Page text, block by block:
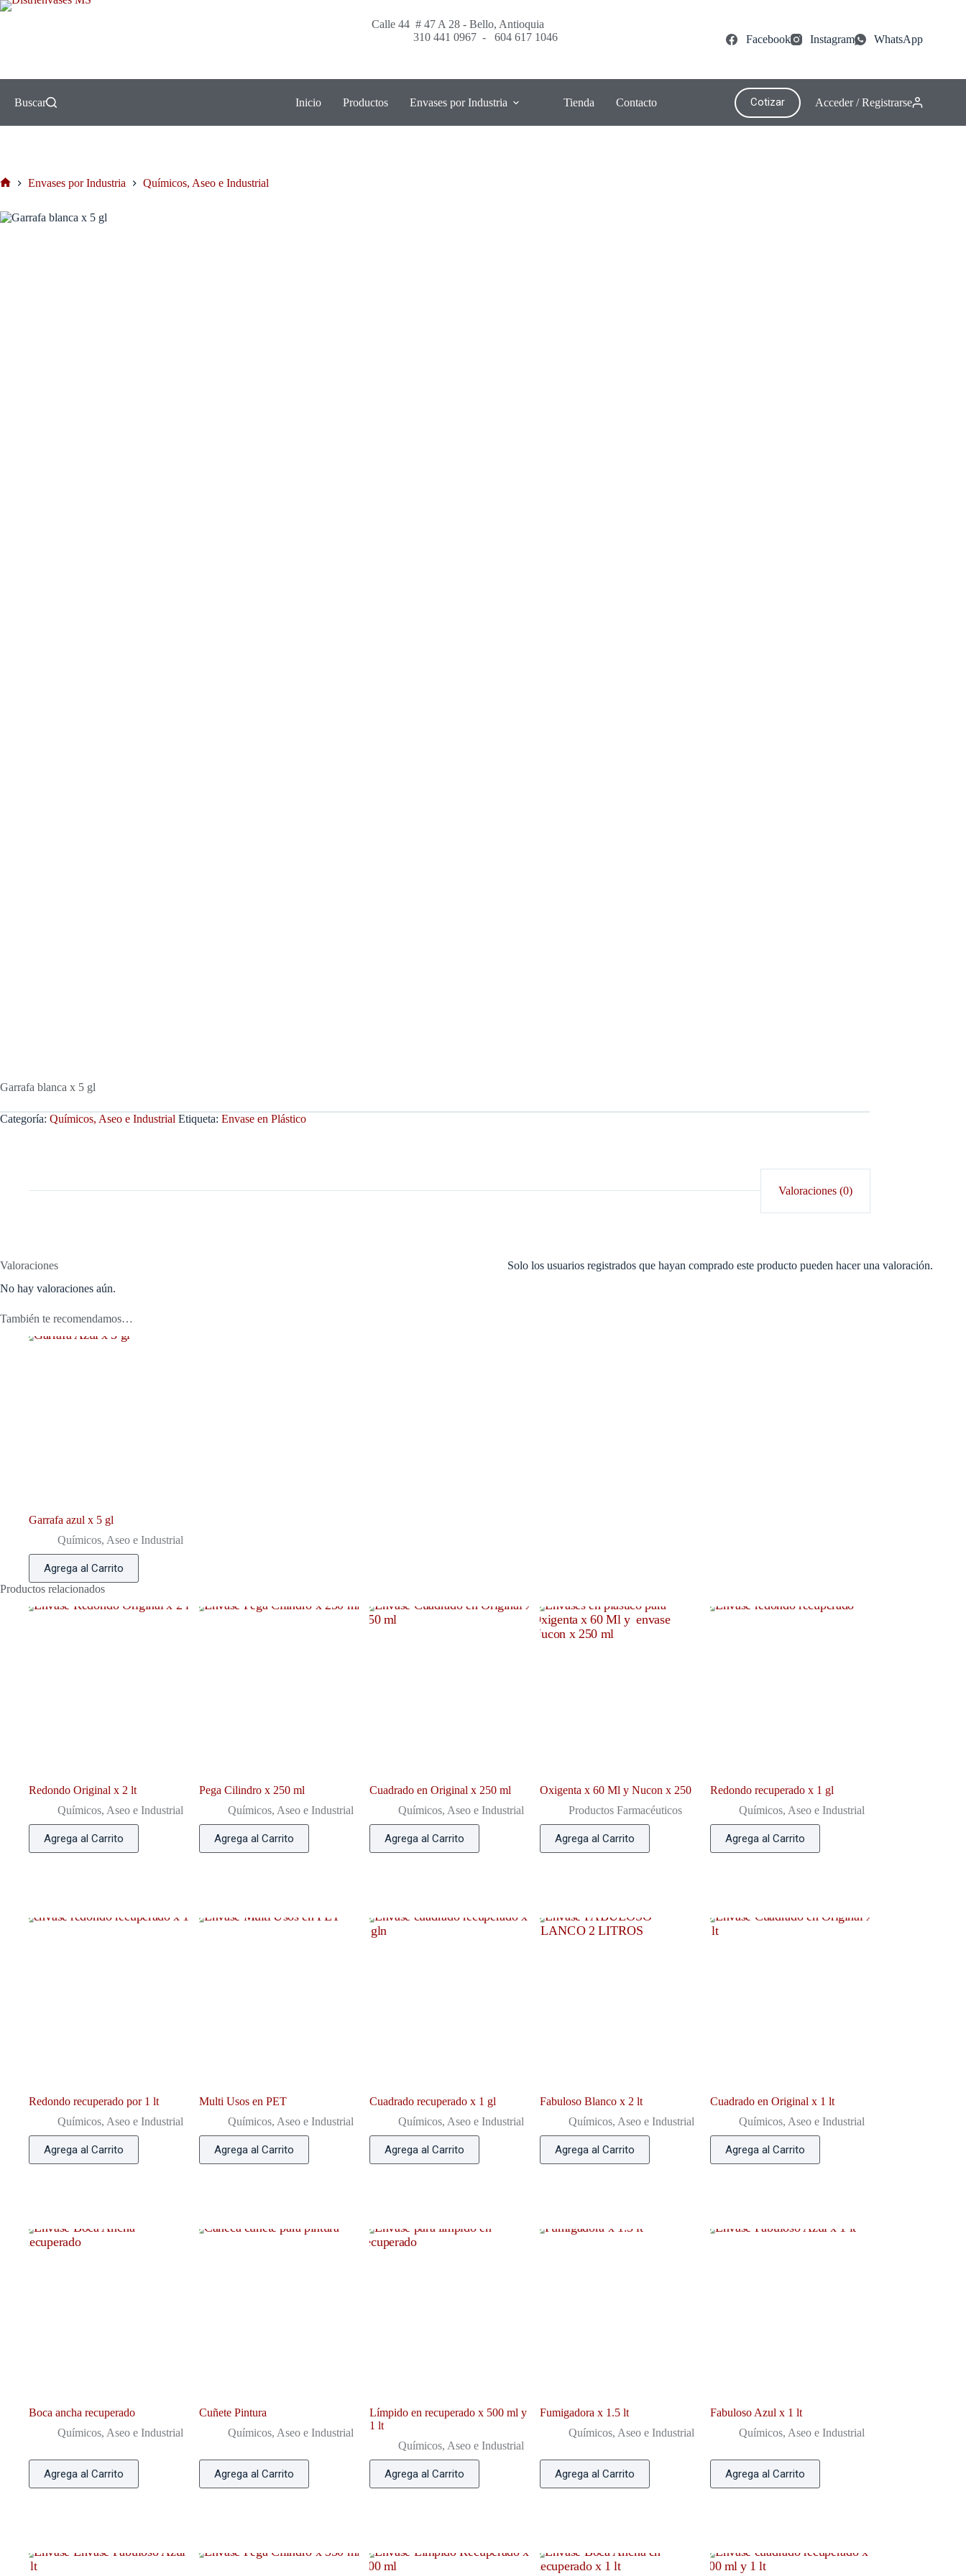
Calle 44 # 47 A 28 - Bello, Antioquia
310 441 0967- 604 617 1046 Facebook Instagram WhatsApp
Buscar Inicio Productos Envases por Industria Tienda Contacto Cotizar Acceder / Registrarse
Envases por Industria Químicos, Aseo e Industrial
Garrafa blanca x 5 gl
Categoría: Químicos, Aseo e Industrial Etiqueta: Envase en Plástico
Valoraciones (0)
Valoraciones
No hay valoraciones aún.
Solo los usuarios registrados que hayan comprado este producto pueden hacer una valoración.
También te recomendamos…
Garrafa azul x 5 gl
Químicos, Aseo e Industrial
Agrega al Carrito
Productos relacionados
Redondo Original x 2 lt
Químicos, Aseo e Industrial
Agrega al Carrito
Pega Cilindro x 250 ml
Químicos, Aseo e Industrial
Agrega al Carrito
Cuadrado en Original x 250 ml
Químicos, Aseo e Industrial
Agrega al Carrito
Oxigenta x 60 Ml y Nucon x 250
Productos Farmacéuticos
Agrega al Carrito
Redondo recuperado x 1 gl
Químicos, Aseo e Industrial
Agrega al Carrito
Redondo recuperado por 1 lt
Químicos, Aseo e Industrial
Agrega al Carrito
Multi Usos en PET
Químicos, Aseo e Industrial
Agrega al Carrito
Cuadrado recuperado x 1 gl
Químicos, Aseo e Industrial
Agrega al Carrito
Fabuloso Blanco x 2 lt
Químicos, Aseo e Industrial
Agrega al Carrito
Cuadrado en Original x 1 lt
Químicos, Aseo e Industrial
Agrega al Carrito
Boca ancha recuperado
Químicos, Aseo e Industrial
Agrega al Carrito
Cuñete Pintura
Químicos, Aseo e Industrial
Agrega al Carrito
Límpido en recuperado x 500 ml y
1 lt
Químicos, Aseo e Industrial
Agrega al Carrito
Fumigadora x 1.5 lt
Químicos, Aseo e Industrial
Agrega al Carrito
Fabuloso Azul x 1 lt
Químicos, Aseo e Industrial
Agrega al Carrito